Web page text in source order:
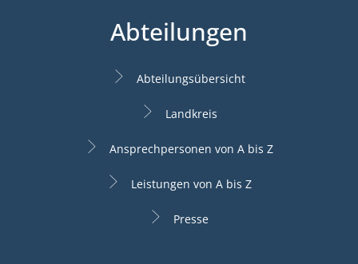
Abteilungen
Abteilungsübersicht
Landkreis
Ansprechpersonen von A bis Z
Leistungen von A bis Z
Presse